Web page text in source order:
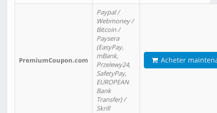
PremiumCoupon.com
Paypal /
Webmoney /
Bitcoin /
Paysera
(EasyPay,
mBank,
Przelewy24,
SafetyPay,
EUROPEAN
Bank
Transfer) /
Skrill
Acheter